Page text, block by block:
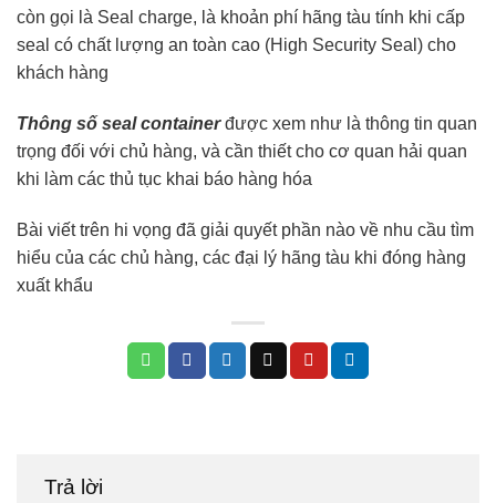
còn gọi là Seal charge, là khoản phí hãng tàu tính khi cấp
seal có chất lượng an toàn cao (High Security Seal) cho
khách hàng
Thông số seal containerđược xem như là thông tin quan
trọng đối với chủ hàng, và cần thiết cho cơ quan hải quan
khi làm các thủ tục khai báo hàng hóa
Bài viết trên hi vọng đã giải quyết phần nào về nhu cầu tìm
hiểu của các chủ hàng, các đại lý hãng tàu khi đóng hàng
xuất khẩu
Trả lời